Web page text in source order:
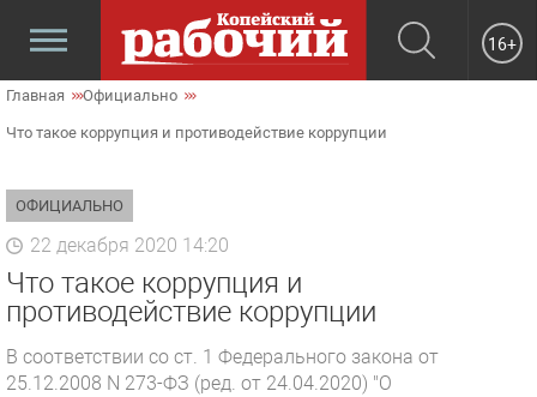
16+
Главная Официально
Что такое коррупция и противодействие коррупции
ОФИЦИАЛЬНО
22 декабря 2020 14:20
Что такое коррупция и
противодействие коррупции
В соответствии со ст. 1 Федерального закона от
25.12.2008 N 273-ФЗ (ред. от 24.04.2020) "О